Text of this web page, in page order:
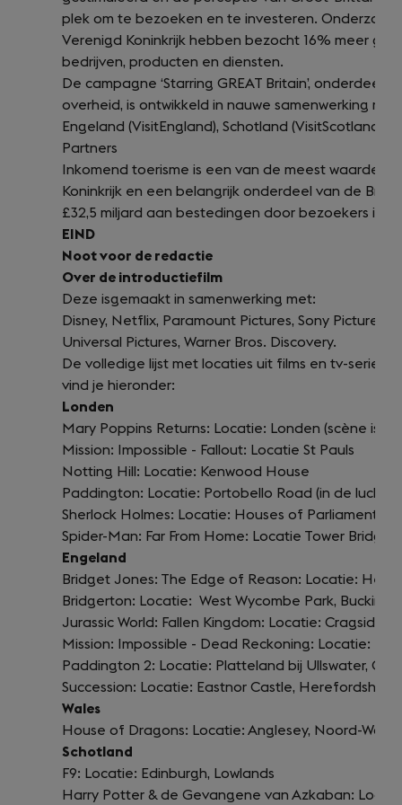
plek om te bezoeken en te investeren.
Verenigd Koninkrijk hebben bezocht 16% meer
bedrijven, producten en diensten.
De campagne ‘Starring GREAT Britain’, onderdeel
overheid, is ontwikkeld in nauwe samenwerking
Engeland (VisitEngland), Schotland (VisitScotland),
Partners
Inkomend toerisme is een van de meest
Koninkrijk en een belangrijk onderdeel van de
£32,5 miljard aan bestedingen door bezoekers in
EIND
Noot voor de redactie
Over de introductiefilm
Deze isgemaakt in samenwerking met:
Disney, Netflix, Paramount Pictures, Sony Pictures
Universal Pictures, Warner Bros. Discovery.
De volledige lijst met locaties uit films en tv-series
vind je hieronder:
Londen
Mary Poppins Returns: Locatie: Londen (scène is
Mission: Impossible - Fallout: Locatie St Pauls
Notting Hill: Locatie: Kenwood House
Paddington: Locatie: Portobello Road (in de lucht)
Sherlock Holmes: Locatie: Houses of Parliament en
Spider-Man: Far From Home: Locatie Tower Bridge
Engeland
Bridget Jones: The Edge of Reason: Locatie:
Bridgerton: Locatie: West Wycombe Park,
Jurassic World: Fallen Kingdom: Locatie: Cragside,
Mission: Impossible - Dead Reckoning: Locatie:
Paddington 2: Locatie: Platteland bij Ullswater,
Succession: Locatie: Eastnor Castle, Herefordshire.
Wales
House of Dragons: Locatie: Anglesey, Noord-
Schotland
F9: Locatie: Edinburgh, Lowlands
Harry Potter & de Gevangene van Azkaban: